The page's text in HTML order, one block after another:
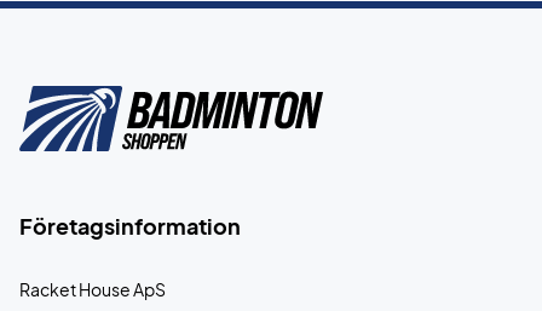
Företagsinformation
Racket House ApS